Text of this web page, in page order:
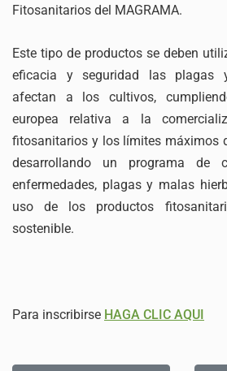
Fitosanitarios del MAGRAMA.
Este tipo de productos se deben
eficacia y seguridad las plagas
afectan a los cultivos,
europea relativa a la
fitosanitarios y los límites máximos
desarrollando un programa de
enfermedades, plagas y malas
uso de los productos
sostenible.
Para inscribirse HAGA CLIC AQUI